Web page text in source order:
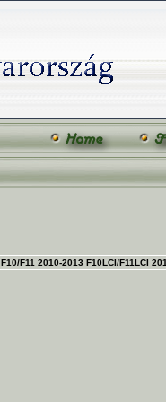
F10/F11 2010-2013 F10LCI/F11LCI